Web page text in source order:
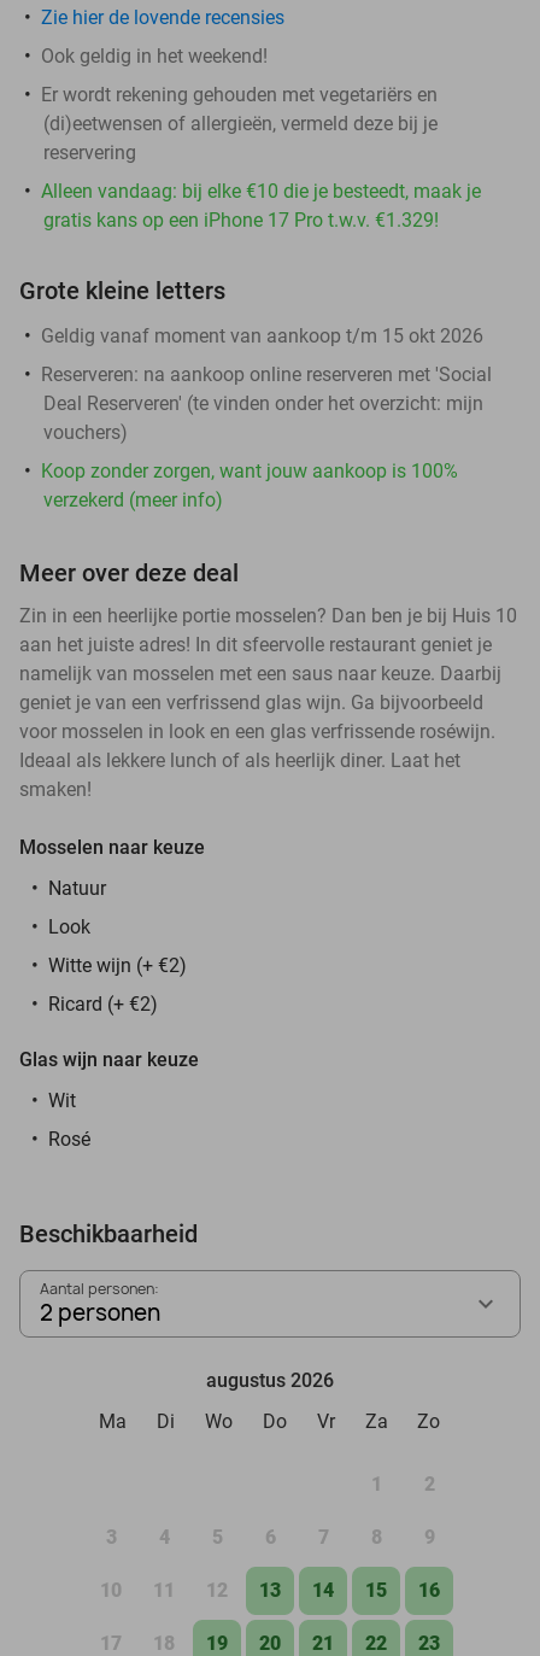
Zie hier de lovende recensies
Ook geldig in het weekend!
Er wordt rekening gehouden met vegetariërs en
(di)eetwensen of allergieën, vermeld deze bij je
reservering
Alleen vandaag: bij elke €10 die je besteedt, maak je
gratis kans op een iPhone 17 Pro t.w.v. €1.329!
Grote kleine letters
Geldig vanaf moment van aankoop t/m 15 okt 2026
Reserveren: na aankoop online reserveren met 'Social
Deal Reserveren' (te vinden onder het overzicht: mijn
vouchers)
Koop zonder zorgen, want jouw aankoop is 100%
verzekerd (meer info)
Meer over deze deal
Zin in een heerlijke portie mosselen? Dan ben je bij Huis 10
aan het juiste adres! In dit sfeervolle restaurant geniet je
namelijk van mosselen met een saus naar keuze. Daarbij
geniet je van een verfrissend glas wijn. Ga bijvoorbeeld
voor mosselen in look en een glas verfrissende roséwijn.
Ideaal als lekkere lunch of als heerlijk diner. Laat het
smaken!
Mosselen naar keuze
Natuur
Look
Witte wijn (+ €2)
Ricard (+ €2)
Glas wijn naar keuze
Wit
Rosé
Beschikbaarheid
Aantal personen:
2 personen
augustus 2026
Ma
Di Wo Do Vr Za Zo
1 2
3 4 5 6 7 8 9
10 11 12 13 14 15 16
17 18 19 20 21 22 23